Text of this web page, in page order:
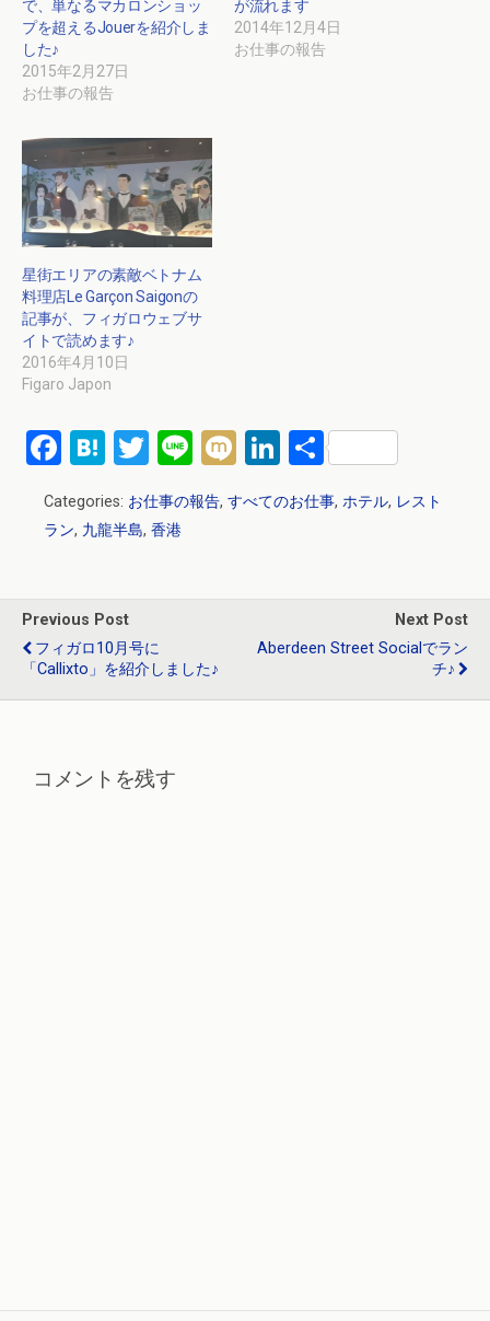
で、単なるマカロンショッ
プを超えるJouerを紹介しま
した♪
2015年2月27日
お仕事の報告
が流れます
2014年12月4日
お仕事の報告
星街エリアの素敵ベトナム
料理店Le Garçon Saigonの
記事が、フィガロウェブサ
イトで読めます♪
2016年4月10日
Figaro Japon
F
ce
o
o
k
H
e
a
T
wi
tt
Li
n
e
M Li
ke
n
共
有
Categories: お仕事の報告, すべてのお仕事, ホテル, レスト
ラン, 九龍半島, 香港
Previous Post
フィガロ10月号に
「Callixto」を紹介しました♪
Next Post
Aberdeen Street Socialでラン
チ♪
コメントを残す